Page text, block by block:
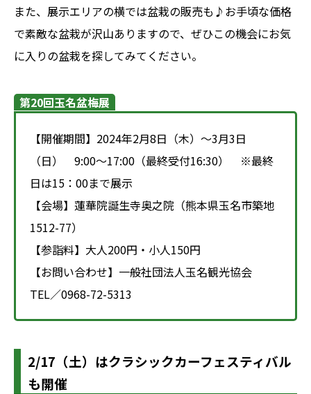
また、展示エリアの横では盆栽の販売も♪お手頃な価格
で素敵な盆栽が沢山ありますので、ぜひこの機会にお気
に入りの盆栽を探してみてください。
第20回玉名盆梅展
【開催期間】2024年2月8日（木）～3月3日
（日） 9:00～17:00（最終受付16:30） ※最終
日は15：00まで展示
【会場】蓮華院誕生寺奥之院（熊本県玉名市築地
1512-77）
【参詣料】大人200円・小人150円
【お問い合わせ】一般社団法人玉名観光協会
TEL／0968-72-5313
2/17（土）はクラシックカーフェスティバル
も開催